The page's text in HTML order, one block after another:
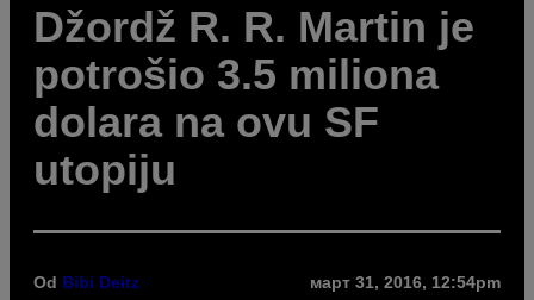
Džordž R. R. Martin je
potrošio 3.5 miliona
dolara na ovu SF
utopiju
Od Bibi Deitz март 31, 2016, 12:54pm